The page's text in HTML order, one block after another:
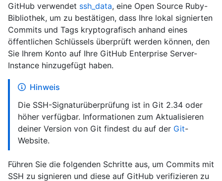
GitHub verwendet ssh_data, eine Open Source Ruby-
Bibliothek, um zu bestätigen, dass Ihre lokal signierten
Commits und Tags kryptografisch anhand eines
öffentlichen Schlüssels überprüft werden können, den
Sie Ihrem Konto auf Ihre GitHub Enterprise Server-
Instance hinzugefügt haben.
Hinweis
Die SSH-Signaturüberprüfung ist in Git 2.34 oder
höher verfügbar. Informationen zum Aktualisieren
deiner Version von Git findest du auf der Git-
Website.
Führen Sie die folgenden Schritte aus, um Commits mit
SSH zu signieren und diese auf GitHub verifizieren zu